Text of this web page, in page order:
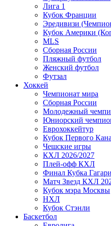
Лига 1
Кубок Франции
Эредивизи
Кубок Америки
MLS
Сборная России
Пляжный футбол
Женский футбол
Футзал
Хоккей
Чемпионат мира
Сборная России
Молодежный
Юниорский
Еврохоккейтур
Кубок Первого
Чешские игры
КХЛ 2026/2027
Плей-офф КХЛ
Финал Кубка
Матч Звезд КХЛ
Кубок мэра Москвы
НХЛ
Кубок Стэнли
Баскетбол